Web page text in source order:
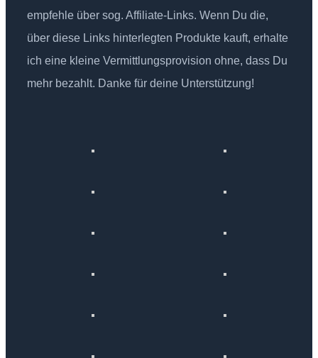
empfehle über sog. Affiliate-Links. Wenn Du die,
über diese Links hinterlegten Produkte kauft, erhalte
ich eine kleine Vermittlungsprovision ohne, dass Du
mehr bezahlt. Danke für deine Unterstützung!